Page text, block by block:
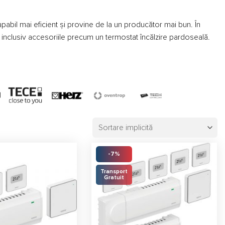
mai eficient și provine de la un producător mai bun. În
accesoriile precum un termostat încălzire pardoseală.
folosi pentru a crește performanța sistemului de încălzire
pe care te și încurajăm să le încerci pentru sistemul tău.
optimizat, sfatul nostru este să apelezi la ajutorul unui
-7%
Transport
Gratuit